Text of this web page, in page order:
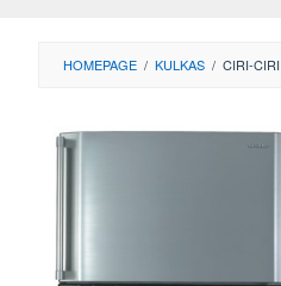
HOMEPAGE / KULKAS / CIRI-